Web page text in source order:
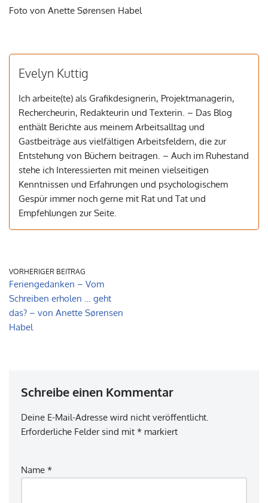
Foto von Anette Sørensen Habel
Evelyn Kuttig
Ich arbeite(te) als Grafikdesignerin, Projektmanagerin,
Rechercheurin, Redakteurin und Texterin. – Das Blog
enthält Berichte aus meinem Arbeitsalltag und
Gastbeiträge aus vielfältigen Arbeitsfeldern, die zur
Entstehung von Büchern beitragen. – Auch im Ruhestand
stehe ich Interessierten mit meinen vielseitigen
Kenntnissen und Erfahrungen und psychologischem
Gespür immer noch gerne mit Rat und Tat und
Empfehlungen zur Seite.
VORHERIGER BEITRAG
Feriengedanken – Vom
Schreiben erholen … geht
das? – von Anette Sørensen
Habel
Schreibe einen Kommentar
Deine E-Mail-Adresse wird nicht veröffentlicht.
Erforderliche Felder sind mit * markiert
Name *